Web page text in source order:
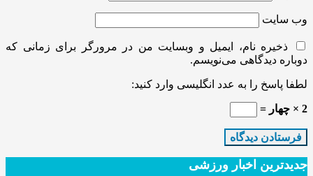
وب‌ سایت
ذخیره نام، ایمیل و وبسایت من در مرورگر برای زمانی که
دوباره دیدگاهی می‌نویسم.
لطفا پاسخ را به عدد انگلیسی وارد کنید:
2 × چهار =
جدیدترین‌ اخبار ورزشی